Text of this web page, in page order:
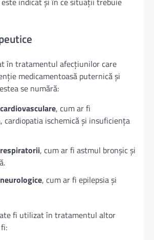
în tratamentul afecțiunilor care
medicamentoasă puternică și
se numără:
, cum ar fi
cardiopatia ischemică și insuficiența
, cum ar fi astmul bronșic și
, cum ar fi epilepsia și
fi utilizat în tratamentul altor